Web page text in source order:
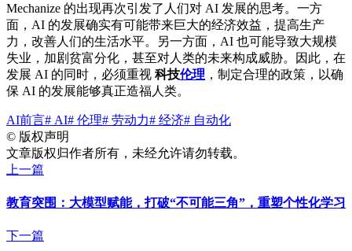
Mechanize 的出现再次引发了人们对 AI 发展的思考。一方
面，AI 的发展确实有可能带来巨大的经济效益，提高生产
力，改善人们的生活水平。另一方面，AI 也可能导致大规模
失业，加剧贫富分化，甚至对人类的未来构成威胁。因此，在
发展 AI 的同时，必须重视 科技伦理 ，制定合理的政策，以确
保 AI 的发展能够真正造福人类。
AI前言# AI# 伦理# 劳动力# 经济# 自动化
© 版权声明
文章版权归作者所有，未经允许请勿转载。
上一篇
教育突围：大模型赋能，打破“不可能三角”，重塑个性化学习
下一篇